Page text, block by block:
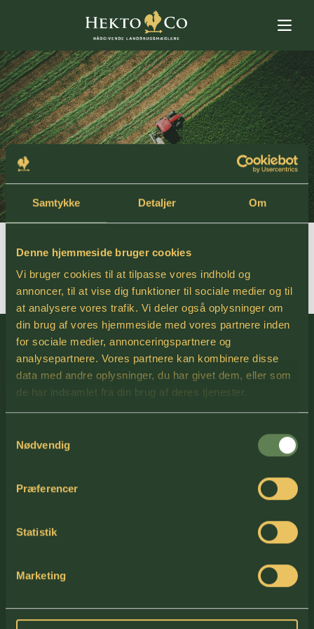
Samtykke Detaljer Om
Denne hjemmeside bruger cookies
Vi bruger cookies til at tilpasse vores indhold og
annoncer, til at vise dig funktioner til sociale medier og til
at analysere vores trafik. Vi deler også oplysninger om
din brug af vores hjemmeside med vores partnere inden
for sociale medier, annonceringspartnere og
analysepartnere. Vores partnere kan kombinere disse
data med andre oplysninger, du har givet dem, eller som
de har indsamlet fra din brug af deres tjenester.
Nødvendig
Præferencer
Statistik
Marketing
EJENDOMME TIL SALG
KONTAKT
6200 Aabenraa
CVR: 31168619